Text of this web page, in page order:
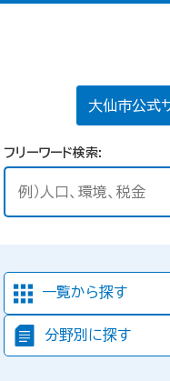
大仙市公式
フリーワード検索
一覧から探す
分野別に探す
が見つか